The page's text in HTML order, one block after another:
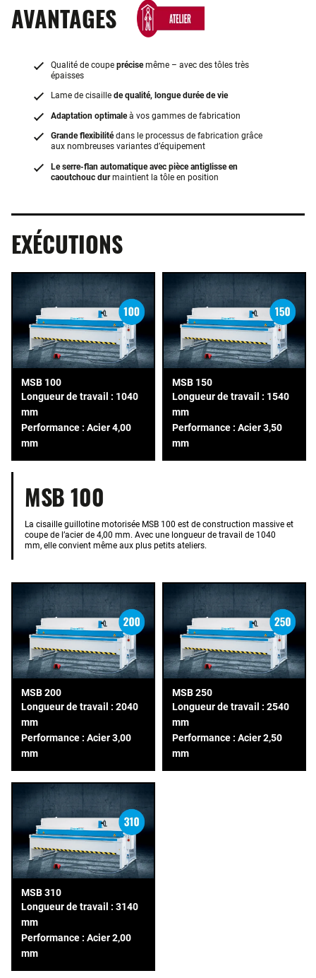
AVANTAGES
Qualité de coupe précisemême – avec des tôles très
épaisses
Lame de cisaille de qualité, longue durée de vie
Adaptation optimaleà vos gammes de fabrication
Grande flexibilitédans le processus de fabrication grâce
aux nombreuses variantes d’équipement
Le serre-flan automatique avec pièce antiglisse en
caoutchouc durmaintient la tôle en position
EXÉCUTIONS
MSB 100
Longueur de travail : 1040
mm
Performance : Acier 4,00
mm
MSB 150
Longueur de travail : 1540
mm
Performance : Acier 3,50
mm
MSB 100
La cisaille guillotine motorisée MSB 100 est de construction massive et
coupe de l’acier de 4,00 mm. Avec une longueur de travail de 1040
mm, elle convient même aux plus petits ateliers.
MSB 200
Longueur de travail : 2040
mm
Performance : Acier 3,00
mm
MSB 250
Longueur de travail : 2540
mm
Performance : Acier 2,50
mm
MSB 310
Longueur de travail : 3140
mm
Performance : Acier 2,00
mm